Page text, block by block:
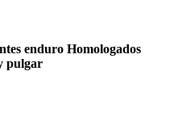
enduro Homologados
pulgar